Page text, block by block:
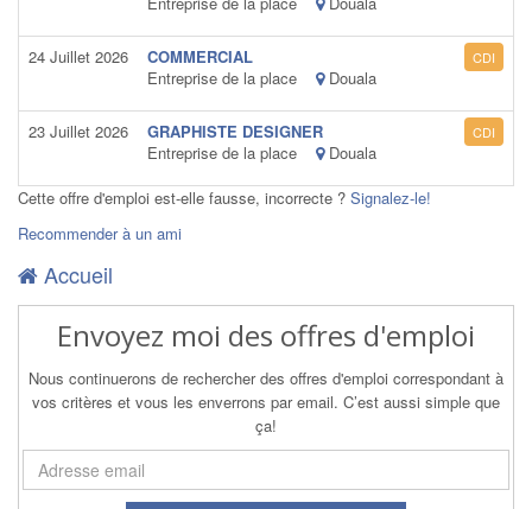
24 Juillet 2026
COMMERCIAL
Entreprise de la place
Douala
CDI
23 Juillet 2026
GRAPHISTE DESIGNER
Entreprise de la place
Douala
CDI
Cette offre d'emploi est-elle fausse, incorrecte ? Signalez-le!
Recommender à un ami
Accueil
Envoyez moi des offres d'emploi
Nous continuerons de rechercher des offres d'emploi correspondant à
vos critères et vous les enverrons par email. C’est aussi simple que
ça!